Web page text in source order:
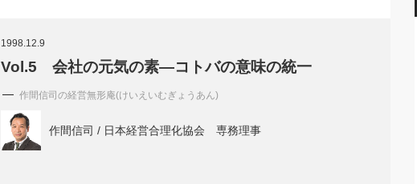
1998.12.9
Vol.5 会社の元気の素―コトバの意味の統一
作間信司の経営無形庵(けいえいむぎょうあん)
作間信司 / 日本経営合理化協会 専務理事